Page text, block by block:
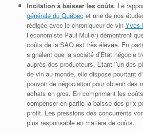
Incitation à baisser les coûts. Le
générale du Québec et une de nos
rédigée avec le chroniqueur de vin Yves
l’économiste Paul Muller) démontrent
coûts de la SAQ est très élevée. En
signalent que la société d’État négocie
auprès des producteurs. Étant l’un des
de vin au monde, elle dispose pourtant
pouvoir de négociation pour obtenir des
achats en gros. En comprimant les
compenser en partie la baisse des prix
profit. Les pressions des concurrents
plus responsable en matière de coûts.